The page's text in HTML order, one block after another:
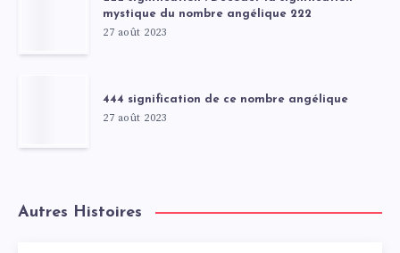
mystique du nombre angélique 222
27 août 2023
444 signification de ce nombre angélique
27 août 2023
Autres Histoires